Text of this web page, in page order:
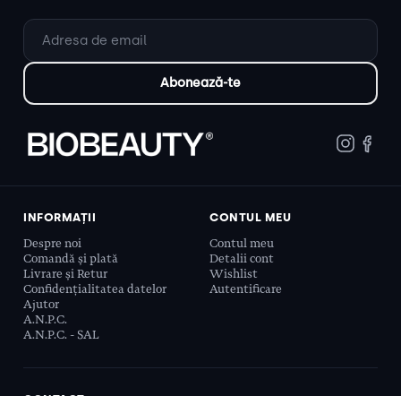
INFORMAȚII
Despre noi
Comandă și plată
Livrare și Retur
Confidențialitatea datelor
Ajutor
A.N.P.C.
A.N.P.C. - SAL
CONTUL MEU
Contul meu
Detalii cont
Wishlist
Autentificare